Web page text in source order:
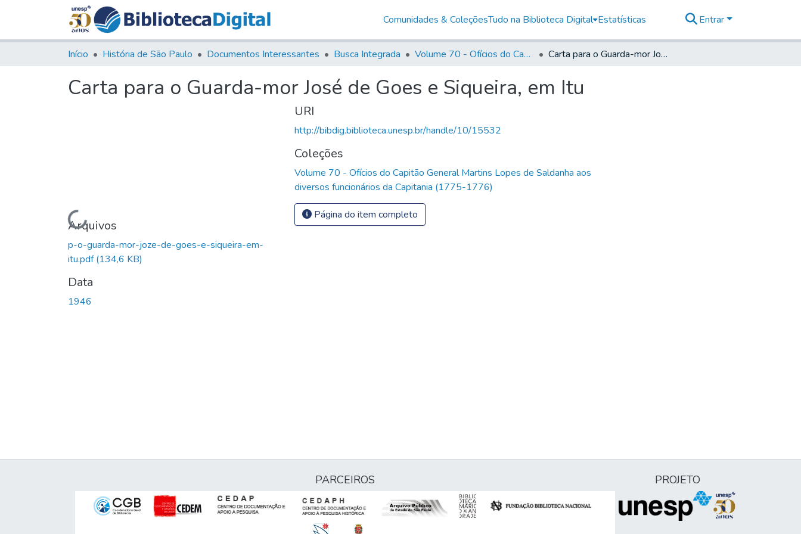
Comunidades & ColeçõesTudo na Biblioteca Digital Estatísticas Entrar
Início História de São Paulo Documentos Interessantes Busca Integrada Volume 70 - Ofícios do Capitão General Martins Lopes de Saldanha aos diversos funcionários da Capitania (1775-1776) Carta para o Guarda-mor José de Goes e Siqueira, em Itu
Carta para o Guarda-mor José de Goes e Siqueira, em Itu
Carregando...
Arquivos
p-o-guarda-mor-joze-de-goes-e-siqueira-em-
itu.pdf(134,6 KB)
Data
1946
URI
http://bibdig.biblioteca.unesp.br/handle/10/15532
Coleções
Volume 70 - Ofícios do Capitão General Martins Lopes de Saldanha aos
diversos funcionários da Capitania (1775-1776)
Página do item completo
PARCEIROS PROJETO